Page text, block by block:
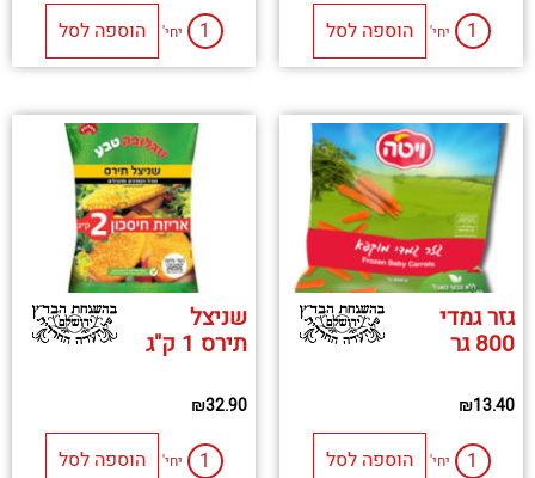
יחי' הוספה לסל יחי' הוספה לסל
גזר גמדי
800 גר
₪13.40
יחי' הוספה לסל
שניצל
תירס 1 ק"ג
₪32.90
יחי' הוספה לסל